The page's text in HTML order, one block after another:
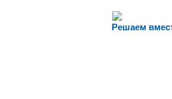
Решаем